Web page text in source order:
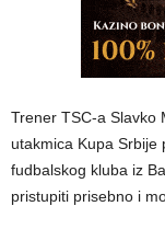
Trener TSC-a Slavko
utakmica Kupa Srbije
fudbalskog kluba iz
pristupiti prisebno i